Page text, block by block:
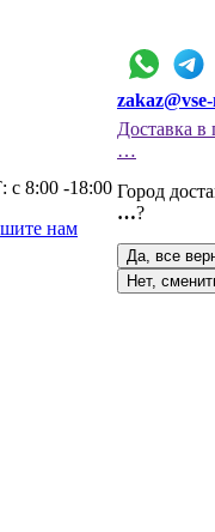
8:00 -18:00
нам
Доставка в
…
Город
…?
Да, все
Нет,